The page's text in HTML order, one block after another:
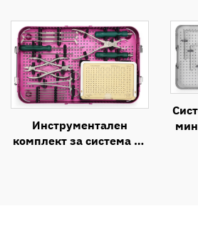
Инструментален
комплект за система за